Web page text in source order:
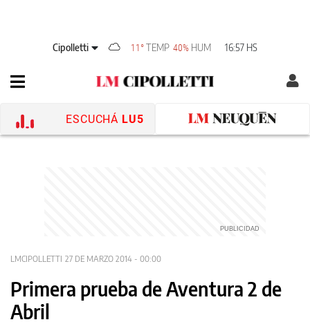
Cipolletti 11° TEMP 40% HUM 16:57 HS
ESCUCHÁ LU5
LMCIPOLLETTI 27 DE MARZO 2014 - 00:00
Primera prueba de Aventura 2 de
Abril